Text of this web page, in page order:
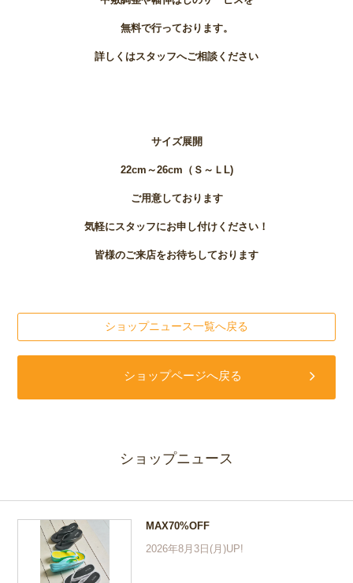
無料で行っております。
詳しくはスタッフへご相談ください
サイズ展開
22cm～26cm（Ｓ～ＬL)
ご用意しております
気軽にスタッフにお申し付けください！
皆様のご来店をお待ちしております
ショップニュース一覧へ戻る
ショップページへ戻る
ショップニュース
MAX70%OFF
2026年8月3日(月)UP!